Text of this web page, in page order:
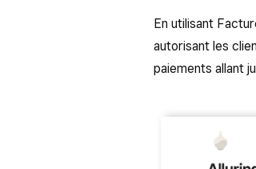
En utilisant
autorisant les
paiements allant